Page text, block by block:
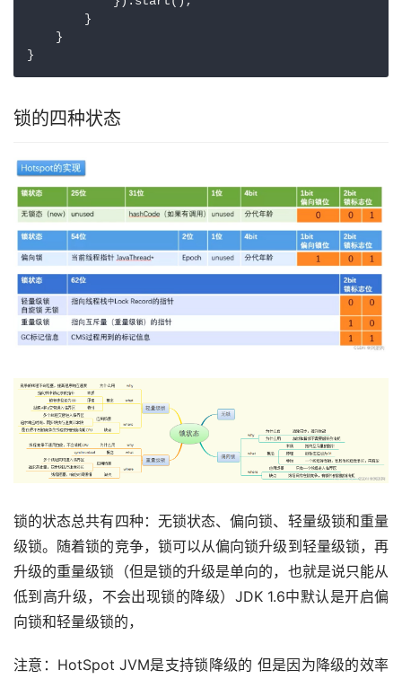
        }
    }
}
锁的四种状态
锁的状态总共有四种：无锁状态、偏向锁、轻量级锁和重量
级锁。随着锁的竞争，锁可以从偏向锁升级到轻量级锁，再
升级的重量级锁（但是锁的升级是单向的，也就是说只能从
低到高升级，不会出现锁的降级）JDK 1.6中默认是开启偏
向锁和轻量级锁的，
注意：HotSpot JVM是支持锁降级的 但是因为降级的效率